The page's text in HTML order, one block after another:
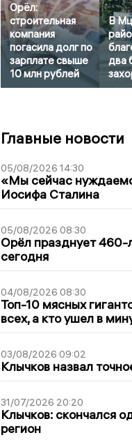
Орёл:
строительная
компания
погасила долг по
зарплате свыше
10 млн рублей
В
два
Главные новости
05/08/2026 14:30
«Мы сейчас
Иосифа Сталина
05/08/2026 08:30
Орёл празднует 460-
сегодня
04/08/2026 08:30
Топ-10 мясных
всех, а кто ушел в
03/08/2026 09:02
Клычков назвал
31/07/2026 20:20
Клычков: скончался
регион